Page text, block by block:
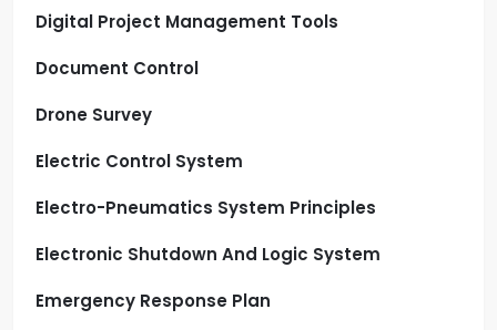
Digital Project Management Tools
Document Control
Drone Survey
Electric Control System
Electro-Pneumatics System Principles
Electronic Shutdown And Logic System
Emergency Response Plan